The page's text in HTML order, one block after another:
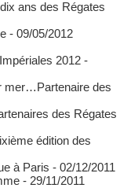
ans des Régates
- 09/05/2012
2012 -
mer…Partenaire des
des Régates
édition des
à Paris - 02/12/2011
- 29/11/2011